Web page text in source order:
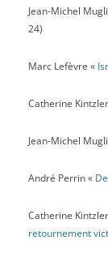
Jean-Michel
24)
Marc Lefèvre «
Catherine
Jean-Michel
André Perrin «
Catherine
retournement